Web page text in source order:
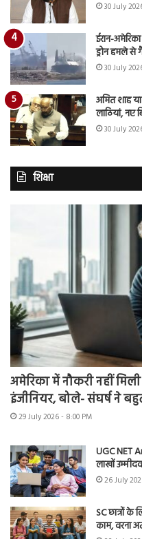
30 July
ईरान-
ड्रोन हमले
30 July
अमित शाह
लाठियां,
30 July
शिक्षा
अमेरिका में नौकरी नहीं
इंजीनियर, बोले- संघर्ष ने
29 July 2026 - 8:00 PM
UGC NET
लाखों
26 July
SC छात्रों
काम, वरना